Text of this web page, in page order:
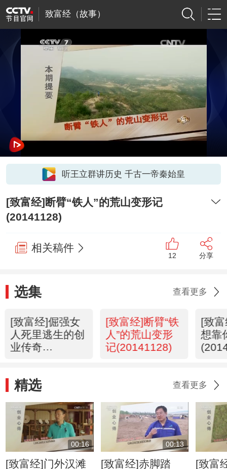
致富经（故事）
听王立群讲历史 千古一帝秦始皇
[致富经]断臂“铁人”的荒山变形记
(20141128)
相关稿件
12 分享
选集 查看更多
[致富经]倔强女
人死里逃生的创
业传奇
[致富经]断臂“铁
人”的荒山变形
记(20141128)
[致
想靠
精选 查看更多
00:16
[致富经]门外汉滩
00:13
[致富经]赤脚踏
[致富